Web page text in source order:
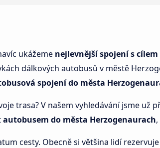
ukážeme nejlevnější spojení s
dálkových autobusů v městě
spojení do města
trasa? V našem vyhledávání jsme už
autobusem do města Herzogenaurach
cesty. Obecně si většina lidí